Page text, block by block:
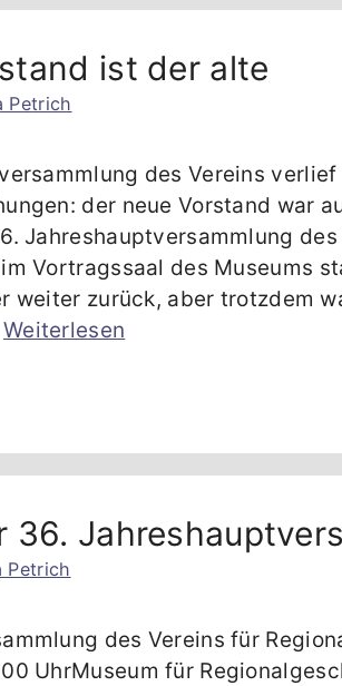
ist der alte
Petrich
des Vereins
der neue Vorstand war
Jahreshauptversammlung
Vortragssaal des Museums
weiter zurück, aber trotzdem
Weiterlesen
36.
Petrich
des Vereins für
UhrMuseum für